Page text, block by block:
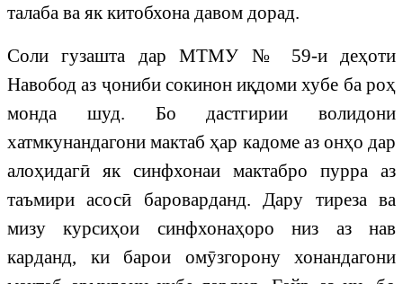
талаба ва як китобхона давом дорад.
Соли гузашта дар МТМУ № 59-и деҳоти
Навобод аз ҷониби сокинон иқдоми хубе ба роҳ
монда шуд. Бо дастгирии волидони
хатмкунандагони мактаб ҳар кадоме аз онҳо дар
алоҳидагӣ як синфхонаи мактабро пурра аз
таъмири асосӣ бароварданд. Дару тиреза ва
мизу курсиҳои синфхонаҳоро низ аз нав
карданд, ки барои омӯзгорону хонандагони